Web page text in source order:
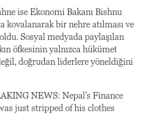
ise Ekonomi Bakanı Bishnu
kovalanarak bir nehre atılması ve
Sosyal medyada paylaşılan
öfkesinin yalnızca hükümet
doğrudan liderlere yöneldiğini
NEWS: Nepal’s Finance
just stripped of his clothes